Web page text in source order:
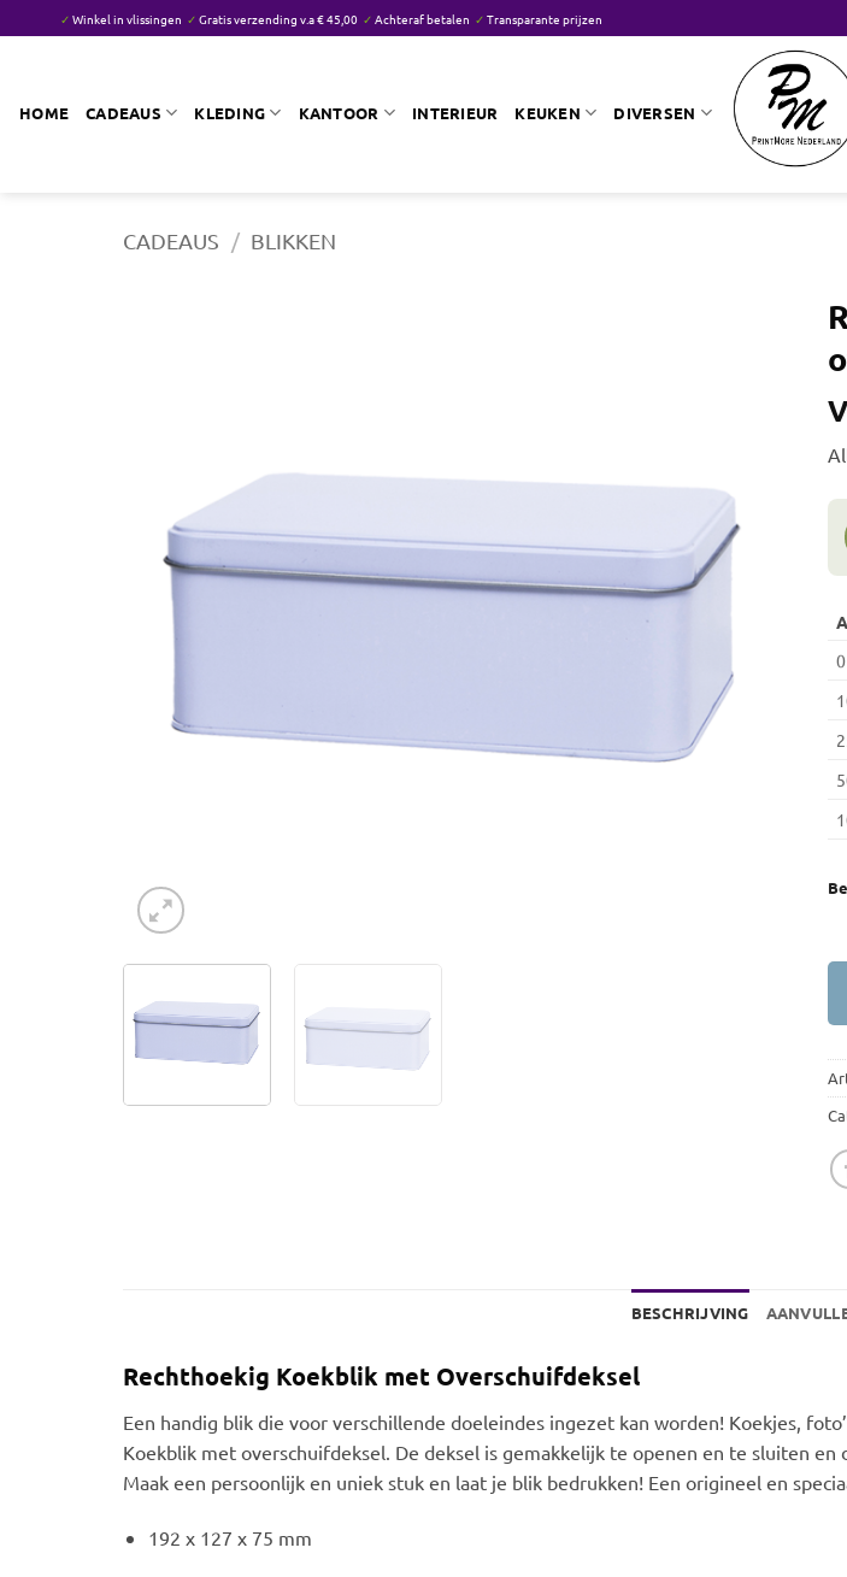
naar
✓ Winkel in vlissingen ✓ Gratis verzending v.a € 45,00 ✓ Achteraf betalen ✓ Transparante prijzen
HOME CADEAUS KLEDING KANTOOR INTERIEUR KEUKEN DIVERSEN
CADEAUS / BLIKKEN
BESCHRIJVING
Rechthoekig Koekblik met Overschuifdeksel
Een handig blik die voor verschillende doeleindes ingezet kan worden! Koekjes,
Koekblik met overschuifdeksel. De deksel is gemakkelijk te openen en te sluiten
Maak een persoonlijk en uniek stuk en laat je blik bedrukken! Een origineel en
192 x 127 x 75 mm